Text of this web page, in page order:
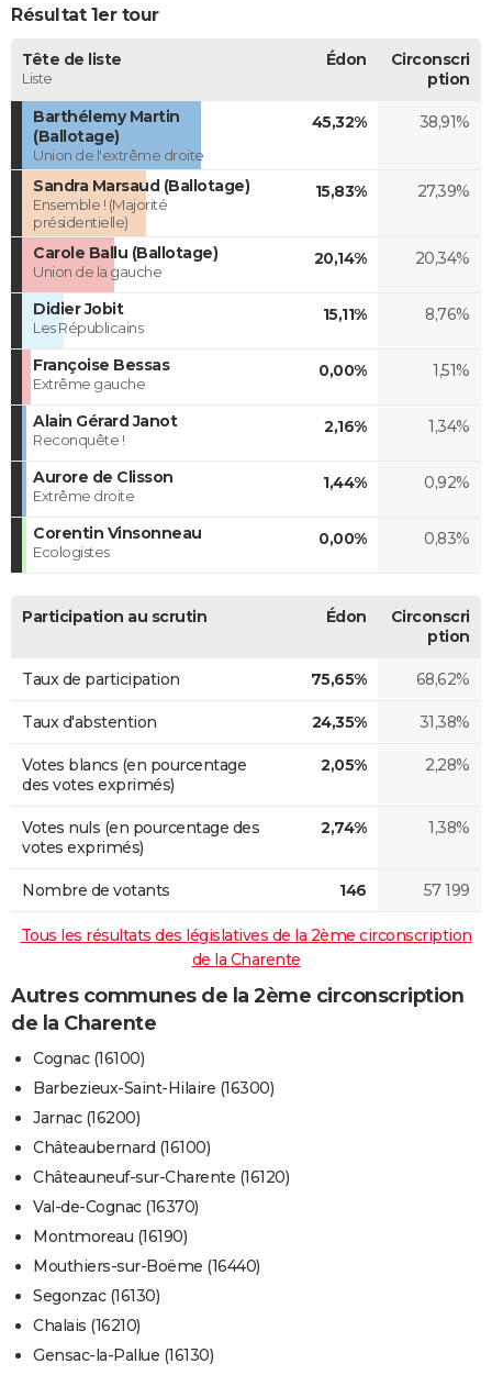
Résultat 1er tour
Tête de liste
Liste
Édon
Circonscri
ption
Barthélemy Martin
(Ballotage)
Union de l'extrême droite
45,32% 38,91%
Sandra Marsaud (Ballotage)
Ensemble ! (Majorité
présidentielle)
15,83% 27,39%
Carole Ballu (Ballotage)
Union de la gauche
20,14% 20,34%
Didier Jobit
Les Républicains
15,11% 8,76%
Françoise Bessas
Extrême gauche
0,00% 1,51%
Alain Gérard Janot
Reconquête !
2,16% 1,34%
Aurore de Clisson
Extrême droite
1,44% 0,92%
Corentin Vinsonneau
Ecologistes
0,00% 0,83%
Participation au scrutin Édon
Circonscri
ption
Taux de participation 75,65% 68,62%
Taux d'abstention 24,35% 31,38%
Votes blancs (en pourcentage
des votes exprimés)
2,05% 2,28%
Votes nuls (en pourcentage des
votes exprimés)
2,74% 1,38%
Nombre de votants 146 57 199
Tous les résultats des législatives de la 2ème circonscription
de la Charente
Autres communes de la 2ème circonscription
de la Charente
Cognac (16100)
Barbezieux-Saint-Hilaire (16300)
Jarnac (16200)
Châteaubernard (16100)
Châteauneuf-sur-Charente (16120)
Val-de-Cognac (16370)
Montmoreau (16190)
Mouthiers-sur-Boëme (16440)
Segonzac (16130)
Chalais (16210)
Gensac-la-Pallue (16130)